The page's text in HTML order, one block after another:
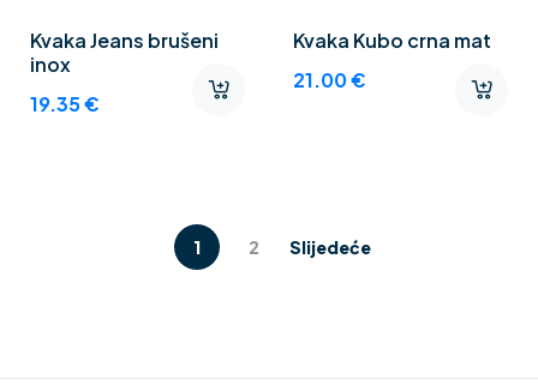
Kvaka Jeans brušeni
inox
19.35€
Kvaka Kubo crna mat
21.00€
1 2 Slijedeće